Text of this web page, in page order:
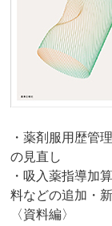
・薬剤服用歴管
の見直し
・吸入薬指導加
料などの追加・
〈資料編〉